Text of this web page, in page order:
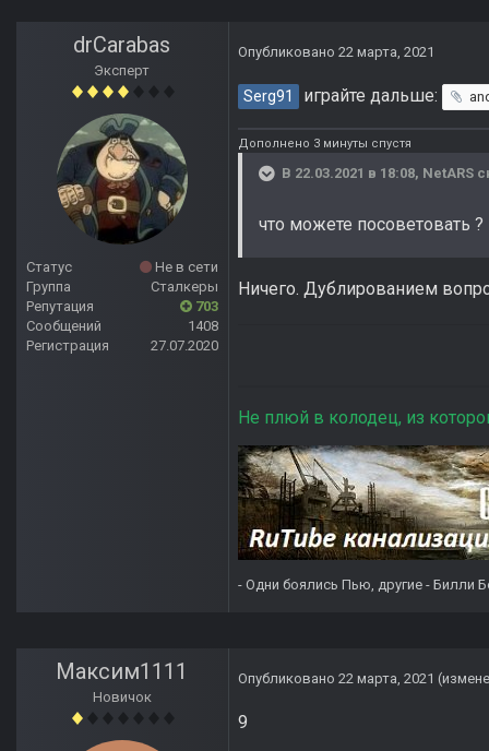
drCarabas
Эксперт
Статус
Не в сети
Группа
Сталкеры
Репутация
703
Сообщений
1408
Регистрация
27.07.2020
Опубликовано 22 марта, 2021
Serg91 играйте дальше:
Дополнено 3 минуты спустя
В 22.03.2021 в 18:08, NetARS
что можете посоветовать ?
Ничего. Дублированием
Не плюй в колодец, из
- Одни боялись Пью, другие - Билли
Максим1111
Новичок
Опубликовано 22 марта, 2021
9